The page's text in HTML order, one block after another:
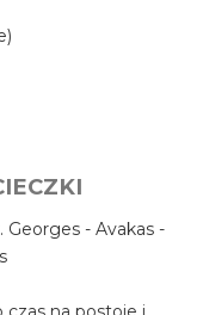
Georges - Avakas -